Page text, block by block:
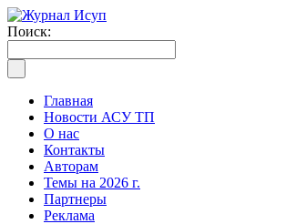
Поиск:
Главная
Новости АСУ ТП
О нас
Контакты
Авторам
Темы на 2026 г.
Партнеры
Реклама